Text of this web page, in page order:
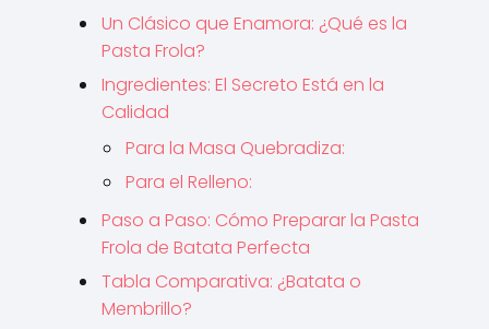
Un Clásico que Enamora: ¿Qué es la
Pasta Frola?
Ingredientes: El Secreto Está en la
Calidad
Para la Masa Quebradiza:
Para el Relleno:
Paso a Paso: Cómo Preparar la Pasta
Frola de Batata Perfecta
Tabla Comparativa: ¿Batata o
Membrillo?